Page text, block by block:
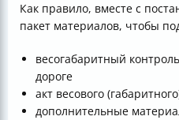
Как правило, вместе с
пакет материалов, чтобы
весогабаритный
дороге
акт весового
дополнительные